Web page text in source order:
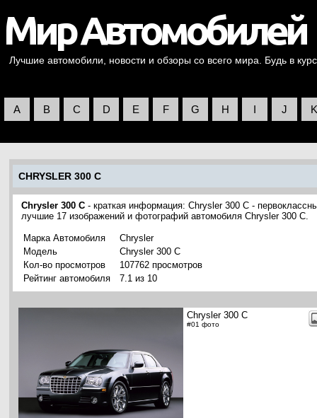
Лучшие автомобили, новости и обзоры со всего мира. Будь в
A B C D E F G H I J K
CHRYSLER 300 C
Chrysler 300 C - краткая информация: Chrysler 300 C -
лучшие 17 изображений и фотографий автомобиля Chrysler 300 C.
Марка Автомобиля
Chrysler
Модель
Chrysler 300 C
Кол-во просмотров
107762 просмотров
Рейтинг автомобиля
7.1 из 10
Chrysler 300 C
#01 фото